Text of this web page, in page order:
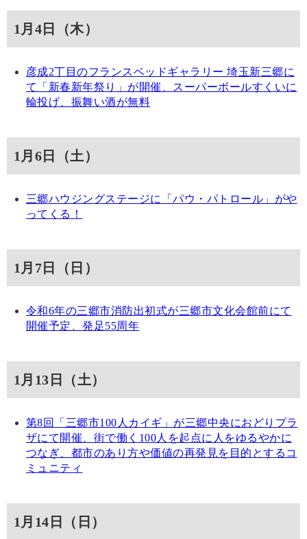
1月4日（木）
彦成2丁目のフランスベッドギャラリー 埼玉新三郷に
て「新春新年祭り」が開催、スーパーボールすくいに
輪投げ、振舞い酒が無料
1月6日（土）
三郷ハウジングステージに「パウ・パトロール」がや
ってくる！
1月7日（日）
令和6年の三郷市消防出初式が三郷市文化会館前にて
開催予定、発足55周年
1月13日（土）
第8回「三郷市100人カイギ」が三郷中央におどりプラ
ザにて開催、街で働く100人を起点に人をゆるやかに
つなぎ、都市のあり方や価値の再発見を目的とするコ
ミュニティ
1月14日（日）